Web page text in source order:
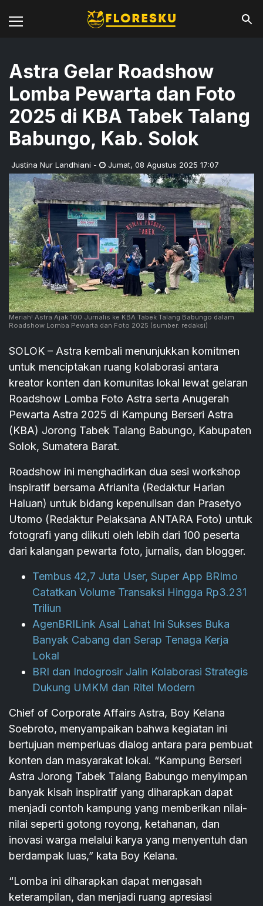
Astra Gelar Roadshow
Lomba Pewarta dan Foto
2025 di KBA Tabek Talang
Babungo, Kab. Solok
Justina Nur Landhiani - Jumat, 08 Agustus 2025 17:07
Meriah! Astra Ajak 100 Jurnalis ke KBA Tabek Talang Babungo dalam
Roadshow Lomba Pewarta dan Foto 2025 (sumber: redaksi)
SOLOK – Astra kembali menunjukkan komitmen
untuk menciptakan ruang kolaborasi antara
kreator konten dan komunitas lokal lewat gelaran
Roadshow Lomba Foto Astra serta Anugerah
Pewarta Astra 2025 di Kampung Berseri Astra
(KBA) Jorong Tabek Talang Babungo, Kabupaten
Solok, Sumatera Barat.
Roadshow ini menghadirkan dua sesi workshop
inspiratif bersama Afrianita (Redaktur Harian
Haluan) untuk bidang kepenulisan dan Prasetyo
Utomo (Redaktur Pelaksana ANTARA Foto) untuk
fotografi yang diikuti oleh lebih dari 100 peserta
dari kalangan pewarta foto, jurnalis, dan blogger.
Tembus 42,7 Juta User, Super App BRImo
Catatkan Volume Transaksi Hingga Rp3.231
Triliun
AgenBRILink Asal Lahat Ini Sukses Buka
Banyak Cabang dan Serap Tenaga Kerja
Lokal
BRI dan Indogrosir Jalin Kolaborasi Strategis
Dukung UMKM dan Ritel Modern
Chief of Corporate Affairs Astra, Boy Kelana
Soebroto, menyampaikan bahwa kegiatan ini
bertujuan memperluas dialog antara para pembuat
konten dan masyarakat lokal. “Kampung Berseri
Astra Jorong Tabek Talang Babungo menyimpan
banyak kisah inspiratif yang diharapkan dapat
menjadi contoh kampung yang memberikan nilai-
nilai seperti gotong royong, ketahanan, dan
inovasi warga melalui karya yang menyentuh dan
berdampak luas,” kata Boy Kelana.
“Lomba ini diharapkan dapat mengasah
keterampilan, dan menjadi ruang apresiasi